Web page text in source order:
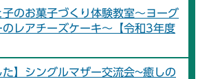
子のお菓子づくり体験教室～ヨーグ
のレアチーズケーキ～【令和3年度
た】シングルマザー交流会~癒しの